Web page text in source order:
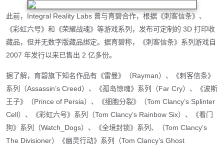
此前，Integral Reality Labs 曾与育碧合作，根据《刺客信条》、
《彩虹六号》和《荣耀战魂》等游戏系列，发布可定制的 3D 打印收
藏品，但并无数字版藏品绑定。据育碧称，《刺客信条》系列游戏自
2007 年发行以来已售出 2 亿多份。
据了解，育碧旗下知名作品有《雷曼》（Rayman）、《刺客信条》
系列（Assassin’s Creed）、《孤岛惊魂》系列（Far Cry）、《波斯
王子》（Prince of Persia）、《细胞分裂》（Tom Clancy’s Splinter
Cell）、《彩虹六号》系列（Tom Clancy’s Rainbow Six）、《看门
狗》系列（Watch_Dogs）、《全境封锁》系列、（Tom Clancy’s
The Divisioner）《幽灵行动》系列（Tom Clancy’s Ghost